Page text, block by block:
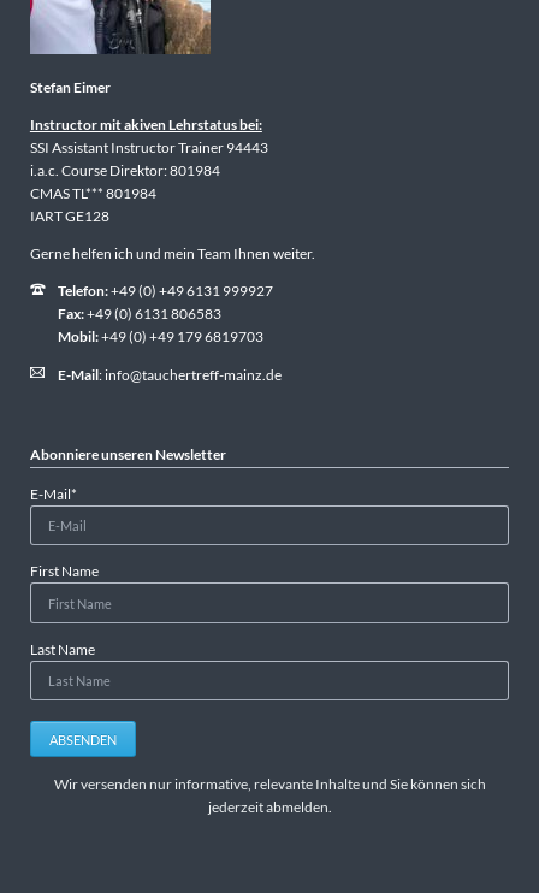
Stefan Eimer
Instructor mit akiven Lehrstatus bei:
SSI Assistant Instructor Trainer 94443
i.a.c. Course Direktor: 801984
CMAS TL*** 801984
IART GE128
Gerne helfen ich und mein Team Ihnen weiter.
Telefon:+49 (0) +49 6131 999927
Fax:+49 (0) 6131 806583
Mobil:+49 (0) +49 179 6819703
E-Mail: info@tauchertreff-mainz.de
Abonniere unseren Newsletter
Pflichtfeld
E-Mail*
First Name
Last Name
ABSENDEN
Wir versenden nur informative, relevante Inhalte und Sie können sich
jederzeit abmelden.